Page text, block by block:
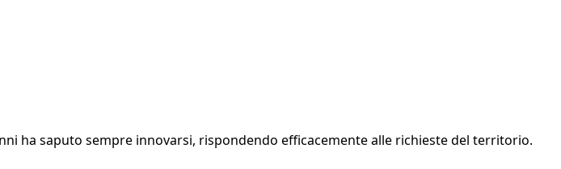
ha saputo sempre innovarsi, rispondendo efficacemente alle richieste del territorio.